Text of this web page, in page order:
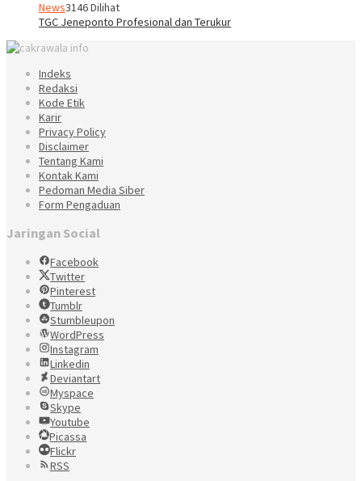
News3146 Dilihat
TGC Jeneponto Profesional dan Terukur
Indeks
Redaksi
Kode Etik
Karir
Privacy Policy
Disclaimer
Tentang Kami
Kontak Kami
Pedoman Media Siber
Form Pengaduan
Jaringan Social
Facebook
Twitter
Pinterest
Tumblr
Stumbleupon
WordPress
Instagram
Linkedin
Deviantart
Myspace
Skype
Youtube
Picassa
Flickr
RSS